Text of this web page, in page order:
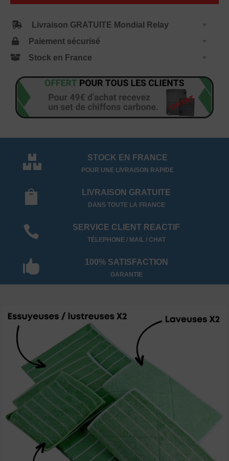
Livraison GRATUITE Mondial Relay
Paiement sécurisé
Stock en France
 STOCK EN FRANCE
POUR UNE LIVRAISON RAPIDE
 LIVRAISON GRATUITE
DANS TOUTE LA FRANCE
 SERVICE CLIENT REACTIF
TÉLEPHONE / MAIL / CHAT
 100% SATISFACTION
GARANTIE